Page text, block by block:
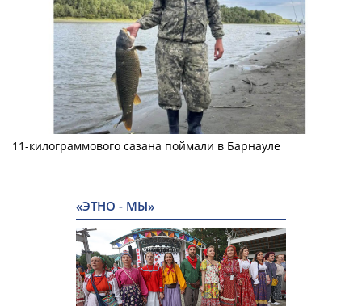
11-килограммового сазана поймали в Барнауле
«ЭТНО - МЫ»